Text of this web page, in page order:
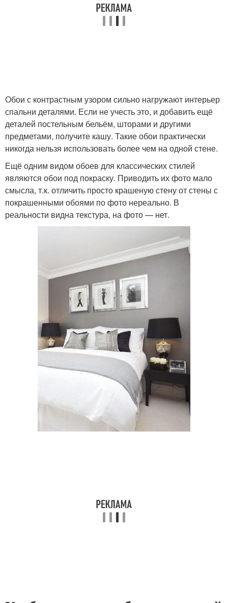
Обои с контрастным узором сильно нагружают интерьер
спальни деталями. Если не учесть это, и добавить ещё
деталей постельным бельём, шторами и другими
предметами, получите кашу. Такие обои практически
никогда нельзя использовать более чем на одной стене.
Ещё одним видом обоев для классических стилей
являются обои под покраску. Приводить их фото мало
смысла, т.к. отличить просто крашеную стену от стены с
покрашенными обоями по фото нереально. В
реальности видна текстура, на фото — нет.